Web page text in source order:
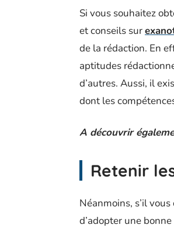
Si vous souhaitez
et conseils sur
de la rédaction. En
aptitudes
d’autres. Aussi, il
dont les
A découvrir
Retenir
Néanmoins, s’il
d’adopter une